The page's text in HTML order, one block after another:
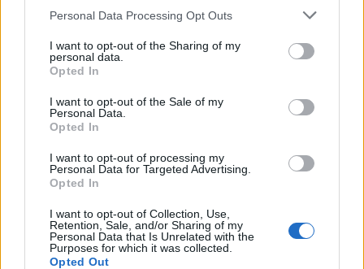
Please note that this website/app uses one or more Google
not limited to your visit or usage behaviour. You may click to
grant or deny consent to Google and its third-party tags to
use your data for below specified purposes in below Google
consent section.
Personal Data Processing Opt Outs
I want to opt-out of the Sharing of my
personal data.
Opted In
I want to opt-out of the Sale of my
Personal Data.
Opted In
I want to opt-out of processing my
Personal Data for Targeted Advertising.
Opted In
I want to opt-out of Collection, Use,
Retention, Sale, and/or Sharing of my
Personal Data that Is Unrelated with the
Purposes for which it was collected.
Opted Out
Ember, emlékezz!
•2012. április 24.
Being second is to be the first of the ones who lose.
Mögöttünk a hosszú munkahét, jöhet a
megérdemelt pihenés, éljen május elseje, satöbbi.
Biztosan szép és magasztos ünnep a munka ünnepe,
jómagam mindig is hülyeségnek tartottam,
reformátusként még vallási alapon sem…
A többiek csak szarral gurigáznak
Stump András•2010. október 01.